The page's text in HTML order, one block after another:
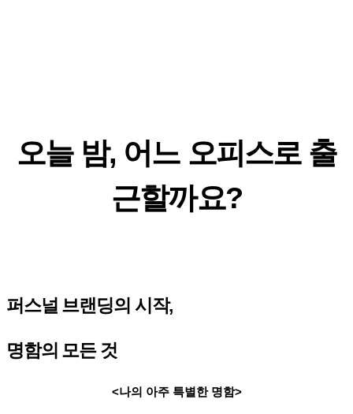
오늘 밤, 어느 오피스로 출
근할까요?
퍼스널 브랜딩의 시작,
명함의 모든 것
<나의 아주 특별한 명함>